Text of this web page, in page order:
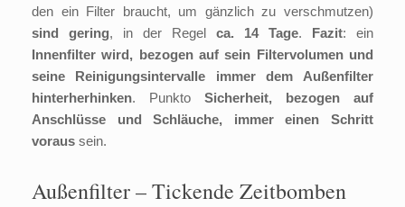
den ein Filter braucht, um gänzlich zu verschmutzen)
sind gering, in der Regel ca. 14 Tage. Fazit: ein
Innenfilter wird, bezogen auf sein Filtervolumen und
seine Reinigungsintervalle immer dem Außenfilter
hinterherhinken. Punkto Sicherheit, bezogen auf
Anschlüsse und Schläuche, immer einen Schritt
voraus sein.
Außenfilter – Tickende Zeitbomben